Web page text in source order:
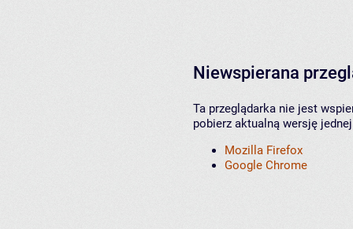
Niewspierana
Ta przeglądarka nie jest
pobierz aktualną wersję
Mozilla Firefox
Google Chrome